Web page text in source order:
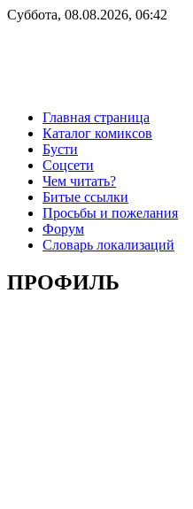
Суббота, 08.08.2026, 06:42
Главная страница
Каталог комиксов
Бусти
Соцсети
Чем читать?
Битые ссылки
Просьбы и пожелания
Форум
Словарь локализаций
ПРОФИЛЬ